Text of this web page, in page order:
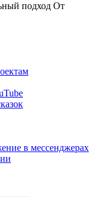
подход От
в мессенджерах